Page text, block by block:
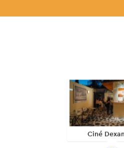
Ciné